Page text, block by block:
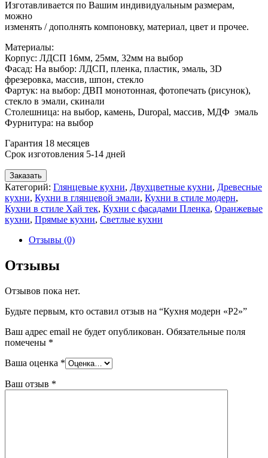
Изготавливается по Вашим индивидуальным размерам,
можно
изменять / дополнять компоновку, материал, цвет и прочее.
Материалы:
Корпус: ЛДСП 16мм, 25мм, 32мм на выбор
Фасад: На выбор: ЛДСП, пленка, пластик, эмаль, 3D
фрезеровка, массив, шпон, стекло
Фартук: на выбор: ДВП монотонная, фотопечать (рисунок),
стекло в эмали, скинали
Столешница: на выбор, камень, Duropal, массив, МДФ эмаль
Фурнитура: на выбор
Гарантия 18 месяцев
Срок изготовления 5-14 дней
Заказать
Категорий: Глянцевые кухни, Двухцветные кухни, Древесные
кухни, Кухни в глянцевой эмали, Кухни в стиле модерн,
Кухни в стиле Хай тек, Кухни с фасадами Пленка, Оранжевые
кухни, Прямые кухни, Светлые кухни
Отзывы (0)
Отзывы
Отзывов пока нет.
Будьте первым, кто оставил отзыв на “Кухня модерн «Р2»”
Ваш адрес email не будет опубликован. Обязательные поля
помечены *
Ваша оценка *
Ваш отзыв *